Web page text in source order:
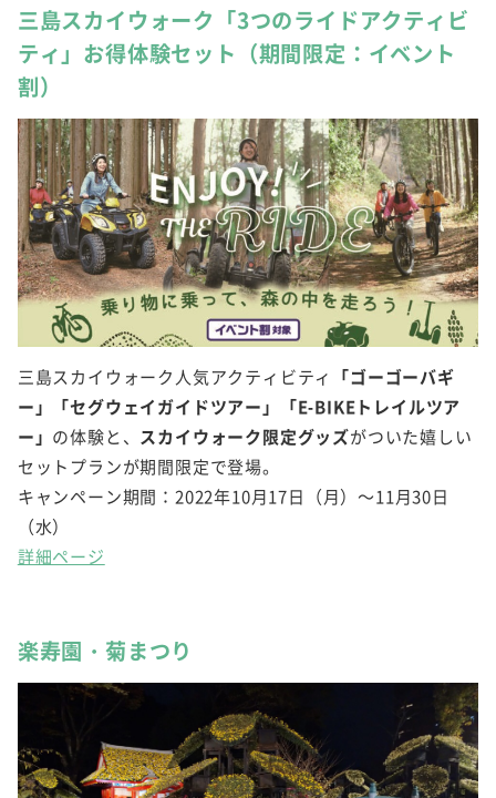
三島スカイウォーク「3つのライドアクティビ
ティ」お得体験セット（期間限定：イベント
割）
三島スカイウォーク人気アクティビティ 「ゴーゴーバギ
ー」「セグウェイガイドツアー」「E-BIKEトレイルツア
ー」 の体験と、 スカイウォーク限定グッズがついた嬉しい
セットプランが期間限定で登場。
キャンペーン期間：2022年10月17日（月）～11月30日
（水）
詳細ページ
楽寿園・菊まつり